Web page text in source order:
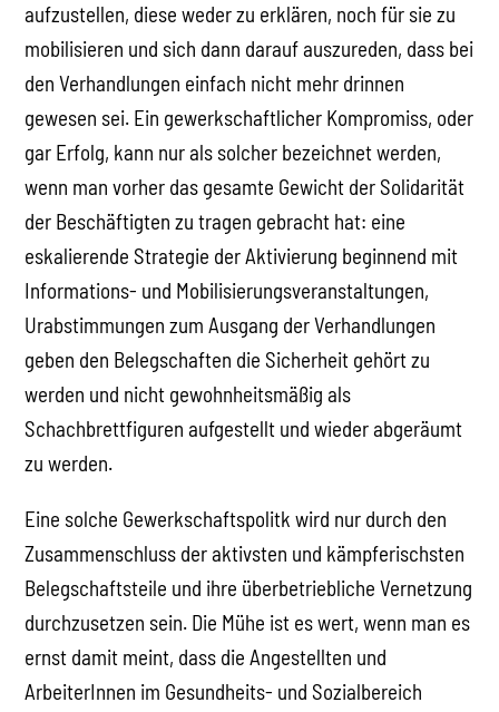
aufzustellen, diese weder zu erklären, noch für sie zu
mobilisieren und sich dann darauf auszureden, dass bei
den Verhandlungen einfach nicht mehr drinnen
gewesen sei. Ein gewerkschaftlicher Kompromiss, oder
gar Erfolg, kann nur als solcher bezeichnet werden,
wenn man vorher das gesamte Gewicht der Solidarität
der Beschäftigten zu tragen gebracht hat: eine
eskalierende Strategie der Aktivierung beginnend mit
Informations- und Mobilisierungsveranstaltungen,
Urabstimmungen zum Ausgang der Verhandlungen
geben den Belegschaften die Sicherheit gehört zu
werden und nicht gewohnheitsmäßig als
Schachbrettfiguren aufgestellt und wieder abgeräumt
zu werden.
Eine solche Gewerkschaftspolitk wird nur durch den
Zusammenschluss der aktivsten und kämpferischsten
Belegschaftsteile und ihre überbetriebliche Vernetzung
durchzusetzen sein. Die Mühe ist es wert, wenn man es
ernst damit meint, dass die Angestellten und
ArbeiterInnen im Gesundheits- und Sozialbereich